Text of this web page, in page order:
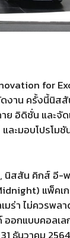
for
ดงาน ครั้งนี้นิ
อิดิชั่น และจั
และมอบโปรโม
นิสสัน คิกส์ อี-
แพ็คเ
ร่า ไม่ควรพ
ออกแบบคอลเ
ธันวาคม